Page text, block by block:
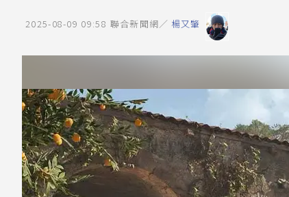
2025-08-09 09:58 聯合新聞網／ 楊又肇